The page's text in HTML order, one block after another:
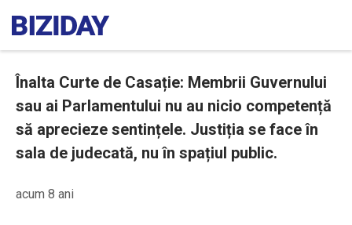
Înalta Curte de Casație: Membrii Guvernului
sau ai Parlamentului nu au nicio competență
să aprecieze sentințele. Justiția se face în
sala de judecată, nu în spațiul public.
acum 8 ani